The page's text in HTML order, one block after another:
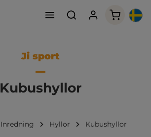
Ji sport
Kubushyllor
Inredning Hyllor Kubushyllor